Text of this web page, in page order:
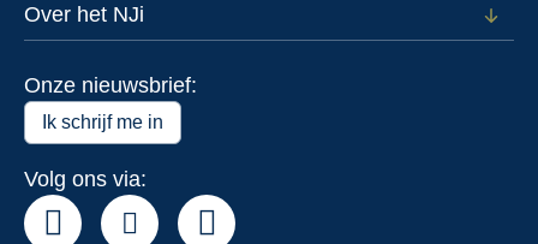
voor
Over het NJi
Open
Onze nieuwsbrief:
Ik schrijf me in
Volg ons via: